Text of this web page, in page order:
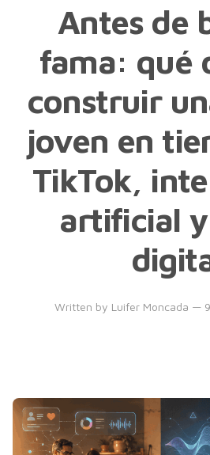
Antes de
fama: qué
construir
joven en
TikTok,
artificial
Written by Luifer Moncada —